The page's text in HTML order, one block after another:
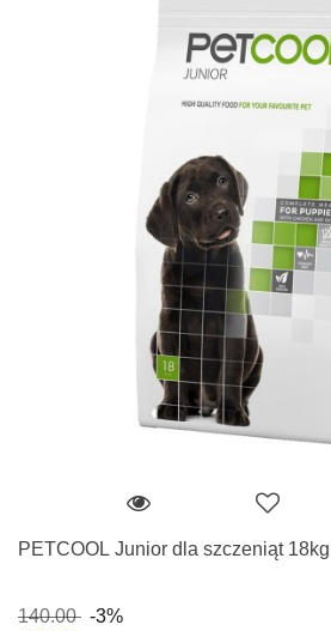
PETCOOL Junior dla szczeniąt
140.00
-3%